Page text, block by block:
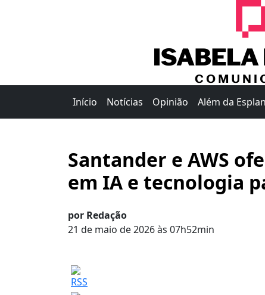
Início Notícias Opinião Além da
Santander e AWS
em IA e tecnologia
por Redação
21 de maio de 2026 às 07h52min